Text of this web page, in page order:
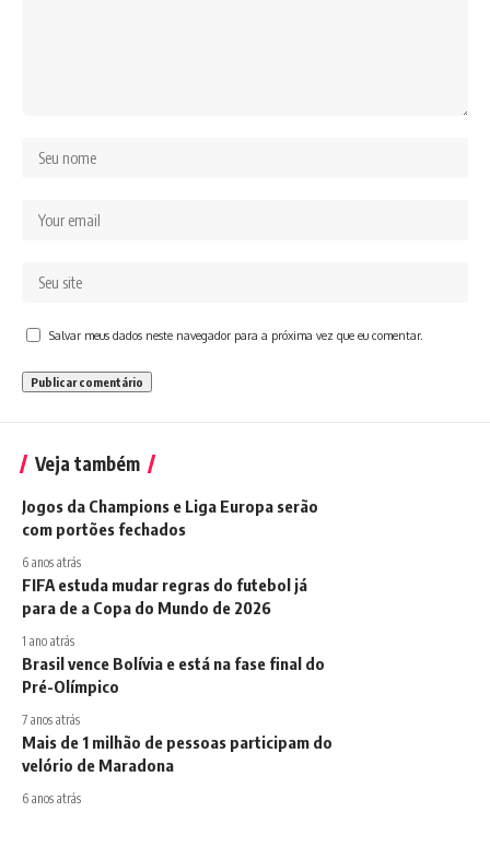
Salvar meus dados neste navegador para a próxima vez que eu comentar.
Veja também
Jogos da Champions e Liga Europa serão
com portões fechados
6 anos atrás
FIFA estuda mudar regras do futebol já
para de a Copa do Mundo de 2026
1 ano atrás
Brasil vence Bolívia e está na fase final do
Pré-Olímpico
7 anos atrás
Mais de 1 milhão de pessoas participam do
velório de Maradona
6 anos atrás